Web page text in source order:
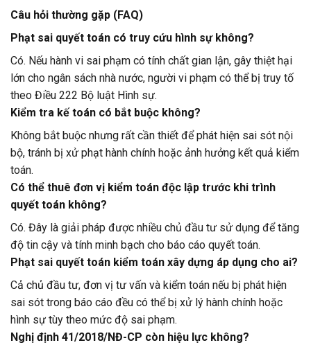
Câu hỏi thường gặp (FAQ)
Phạt sai quyết toán có truy cứu hình sự không?
Có. Nếu hành vi sai phạm có tính chất gian lận, gây thiệt hại
lớn cho ngân sách nhà nước, người vi phạm có thể bị truy tố
theo Điều 222 Bộ luật Hình sự.
Kiểm tra kế toán có bắt buộc không?
Không bắt buộc nhưng rất cần thiết để phát hiện sai sót nội
bộ, tránh bị xử phạt hành chính hoặc ảnh hưởng kết quả kiểm
toán.
Có thể thuê đơn vị kiểm toán độc lập trước khi trình
quyết toán không?
Có. Đây là giải pháp được nhiều chủ đầu tư sử dụng để tăng
độ tin cậy và tính minh bạch cho báo cáo quyết toán.
Phạt sai quyết toán kiểm toán xây dựng áp dụng cho ai?
Cả chủ đầu tư, đơn vị tư vấn và kiểm toán nếu bị phát hiện
sai sót trong báo cáo đều có thể bị xử lý hành chính hoặc
hình sự tùy theo mức độ sai phạm.
Nghị định 41/2018/NĐ-CP còn hiệu lực không?